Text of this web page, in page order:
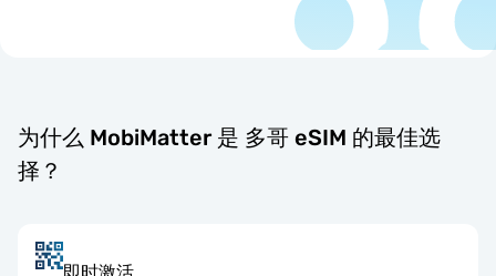
为什么 MobiMatter 是 多哥 eSIM 的最佳选
择？
即时激活